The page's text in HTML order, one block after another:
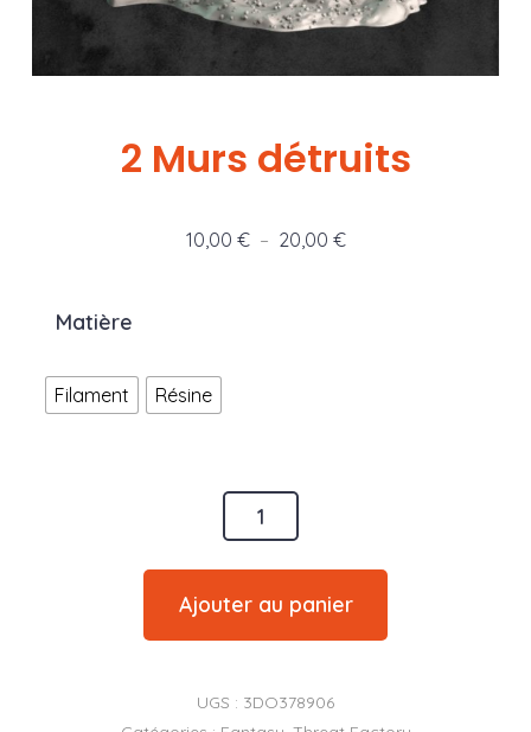
2 Murs détruits
10,00 € – 20,00 €Plage
Matière
Filament Résine
Ajouter au panier
UGS : 3DO378906